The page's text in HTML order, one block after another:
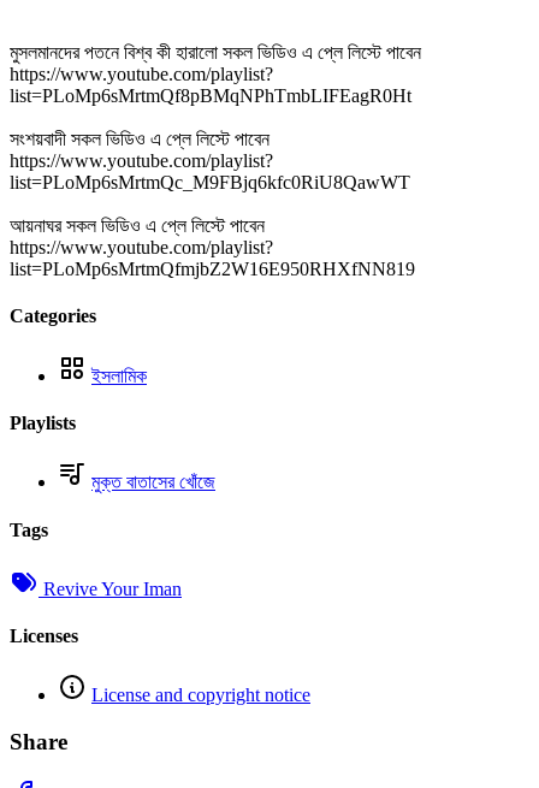
মুসলমানদের পতনে বিশ্ব কী হারালো সকল ভিডিও এ প্লে লিস্টে পাবেন
https://www.youtube.com/playlist?
list=PLoMp6sMrtmQf8pBMqNPhTmbLIFEagR0Ht
সংশয়বাদী সকল ভিডিও এ প্লে লিস্টে পাবেন
https://www.youtube.com/playlist?
list=PLoMp6sMrtmQc_M9FBjq6kfc0RiU8QawWT
আয়নাঘর সকল ভিডিও এ প্লে লিস্টে পাবেন
https://www.youtube.com/playlist?
list=PLoMp6sMrtmQfmjbZ2W16E950RHXfNN819
Categories
ইসলামিক
Playlists
মুক্ত বাতাসের খোঁজে
Tags
Revive Your Iman
Licenses
License and copyright notice
Share